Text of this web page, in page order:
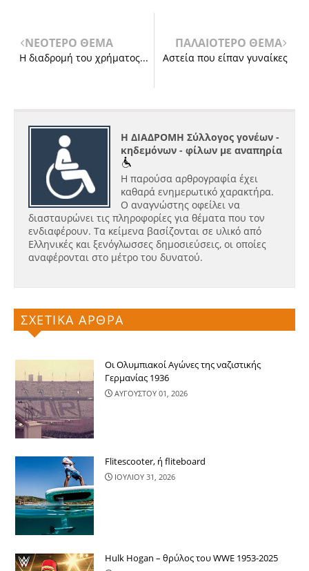
ΝΕΟΤΕΡΟ ΘΕΜΑ
Η διαδρομή του χρήματος...
ΠΑΛΑΙΟΤΕΡΟ ΘΕΜΑ
Αστεία που είπαν γυναίκες
Η ΔΙΑΔΡΟΜΗ Σύλλογος γονέων -
κηδεμόνων - φίλων με αναπηρία
Η παρούσα αρθρογραφία έχει
καθαρά ενημερωτικό χαρακτήρα.
Ο αναγνώστης οφείλει να
διασταυρώνει τις πληροφορίες για θέματα που τον
ενδιαφέρουν. Τα κείμενα βασίζονται σε υλικό από
Ελληνικές και ξενόγλωσσες δημοσιεύσεις, οι οποίες
αναφέρονται στο μέτρο του δυνατού.
ΣΧΕΤΙΚΑ ΑΡΘΡΑ
Οι Ολυμπιακοί Αγώνες της ναζιστικής
Γερμανίας 1936
ΑΥΓΟΥΣΤΟΥ 01, 2026
Flitescooter, ή fliteboard
ΙΟΥΛΙΟΥ 31, 2026
Hulk Hogan – θρύλος του WWE 1953-2025